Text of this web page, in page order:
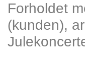
Forholdet
(kunden),